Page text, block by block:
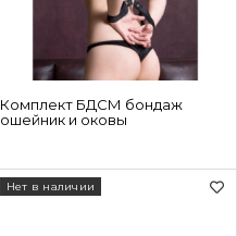
Комплект БДСМ бондаж
ошейник и оковы
Нет в наличии